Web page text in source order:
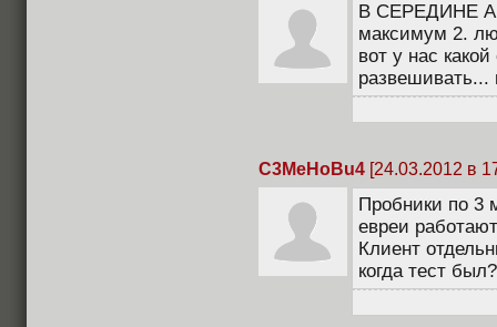
В СЕРЕДИНЕ
максимум 2.
вот у нас
развешивать...
C3MeHoBu4 [24.03.2012 в
Пробники по 3
евреи
Клиент
когда тест